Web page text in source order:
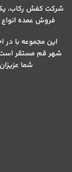
شرکت کفش رکاب،
فروش عمده
این مجموعه با در
شهر قم مستقر است
شما